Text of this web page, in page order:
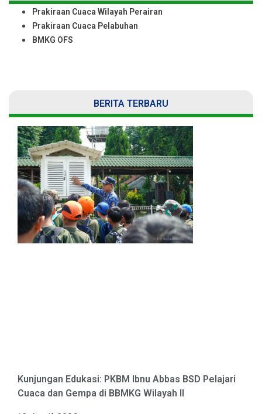
Prakiraan Cuaca Wilayah Perairan
Prakiraan Cuaca Pelabuhan
BMKG OFS
BERITA TERBARU
Kunjungan Edukasi: PKBM Ibnu Abbas BSD Pelajari
Cuaca dan Gempa di BBMKG Wilayah II